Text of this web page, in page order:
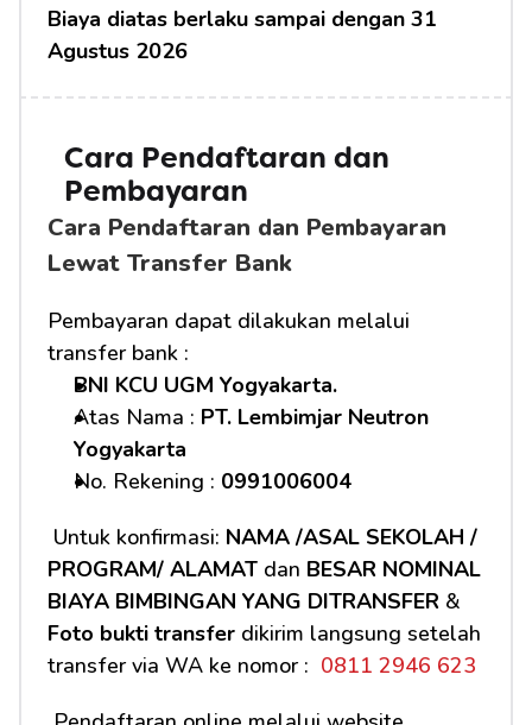
Biaya diatas berlaku sampai dengan 31
Agustus 2026
Cara Pendaftaran dan
Pembayaran
Cara Pendaftaran dan Pembayaran
Lewat Transfer Bank
Pembayaran dapat dilakukan melalui
transfer bank :
BNI KCU UGM Yogyakarta.
Atas Nama : PT. Lembimjar Neutron
Yogyakarta
No. Rekening : 0991006004
Untuk konfirmasi: NAMA /ASAL SEKOLAH /
PROGRAM/ ALAMAT dan BESAR NOMINAL
BIAYA BIMBINGAN YANG DITRANSFER
Foto bukti transfer dikirim langsung setelah
transfer via WA ke nomor : 0811 2946 623